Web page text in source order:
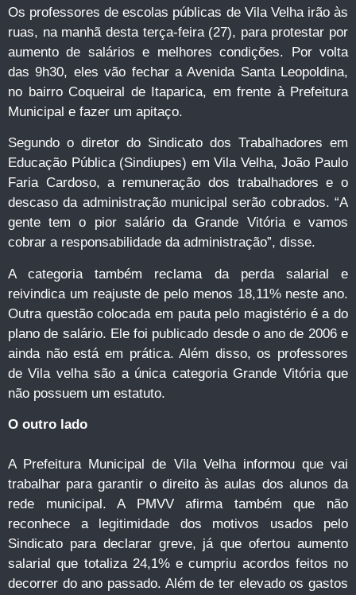
Os professores de escolas públicas de Vila Velha irão às
ruas, na manhã desta terça-feira (27), para protestar por
aumento de salários e melhores condições. Por volta
das 9h30, eles vão fechar a Avenida Santa Leopoldina,
no bairro Coqueiral de Itaparica, em frente à Prefeitura
Municipal e fazer um apitaço.
Segundo o diretor do Sindicato dos Trabalhadores em
Educação Pública (Sindiupes) em Vila Velha, João Paulo
Faria Cardoso, a remuneração dos trabalhadores e o
descaso da administração municipal serão cobrados. “A
gente tem o pior salário da Grande Vitória e vamos
cobrar a responsabilidade da administração”, disse.
A categoria também reclama da perda salarial e
reivindica um reajuste de pelo menos 18,11% neste ano.
Outra questão colocada em pauta pelo magistério é a do
plano de salário. Ele foi publicado desde o ano de 2006 e
ainda não está em prática. Além disso, os professores
de Vila velha são a única categoria Grande Vitória que
não possuem um estatuto.
O outro lado
A Prefeitura Municipal de Vila Velha informou que vai
trabalhar para garantir o direito às aulas dos alunos da
rede municipal. A PMVV afirma também que não
reconhece a legitimidade dos motivos usados pelo
Sindicato para declarar greve, já que ofertou aumento
salarial que totaliza 24,1% e cumpriu acordos feitos no
decorrer do ano passado. Além de ter elevado os gastos